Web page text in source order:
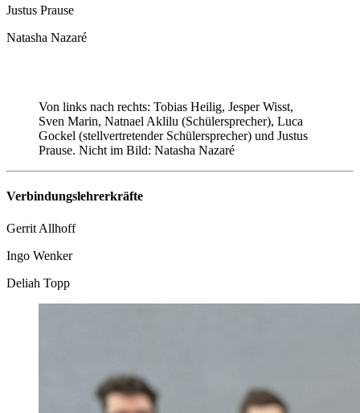
Justus Prause
Natasha Nazaré
Von links nach rechts: Tobias Heilig, Jesper Wisst,
Sven Marin, Natnael Aklilu (Schülersprecher), Luca
Gockel (stellvertretender Schülersprecher) und Justus
Prause. Nicht im Bild: Natasha Nazaré
Verbindungslehrerkräfte
Gerrit Allhoff
Ingo Wenker
Deliah Topp